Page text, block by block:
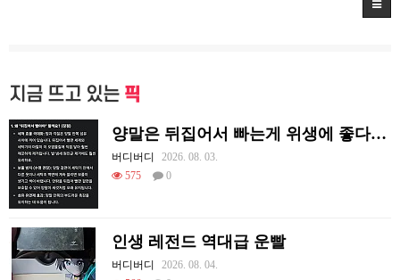
지금 뜨고 있는 픽
양말은 뒤집어서 빠는게 위생에 좋다고함
버디버디
2026. 08. 03.
575
0
인생 레전드 역대급 운빨
버디버디
2026. 08. 04.